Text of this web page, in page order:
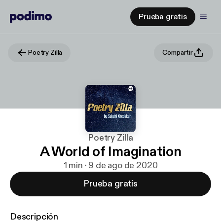
Prueba gratis
Poetry Zilla Compartir
Poetry Zilla
A World of Imagination
1 min · 9 de ago de 2020
Prueba gratis
Descripción